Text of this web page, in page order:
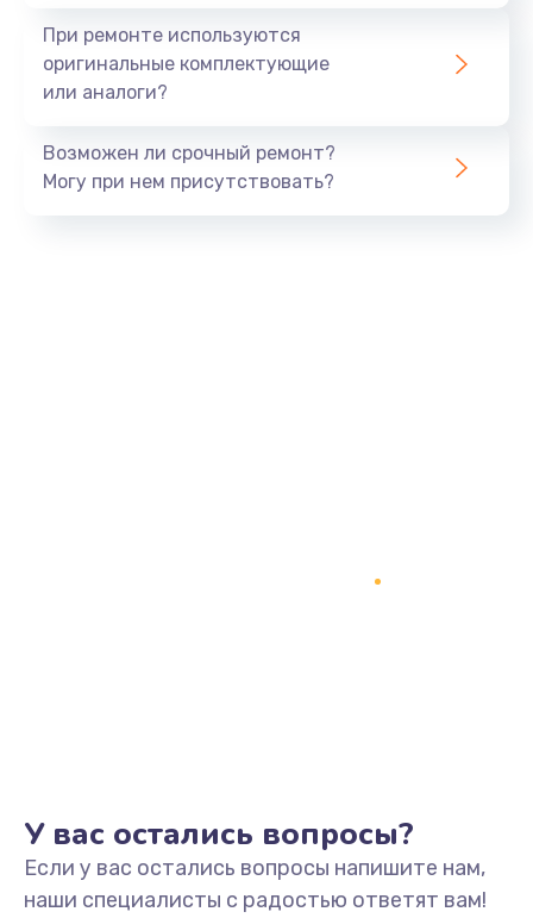
Заказать
Заказать
1045 руб.
Заказать
При ремонте используются
оригинальные комплектующие
или аналоги?
Возможен ли срочный ремонт?
Могу при нем присутствовать?
У вас остались вопросы?
Если у вас остались вопросы напишите нам,
наши специалисты с радостью ответят вам!